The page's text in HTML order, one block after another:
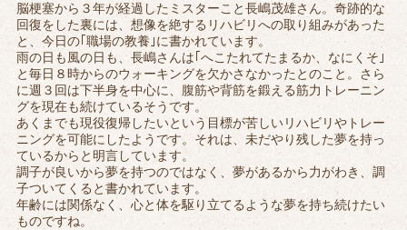
脳梗塞から３年が経過したミスターこと長嶋茂雄さん。奇跡的な
回復をした裏には、想像を絶するリハビリへの取り組みがあった
と、今日の｢職場の教養｣に書かれています。
雨の日も風の日も、長嶋さんは｢へこたれてたまるか、なにくそ｣
と毎日８時からのウォーキングを欠かさなかったとのこと。さら
に週３回は下半身を中心に、腹筋や背筋を鍛える筋力トレーニン
グを現在も続けているそうです。
あくまでも現役復帰したいという目標が苦しいリハビリやトレー
ニングを可能にしたようです。それは、未だやり残した夢を持っ
ているからと明言しています。
調子が良いから夢を持つのではなく、夢があるから力がわき、調
子ついてくると書かれています。
年齢には関係なく、心と体を駆り立てるような夢を持ち続けたい
ものですね。